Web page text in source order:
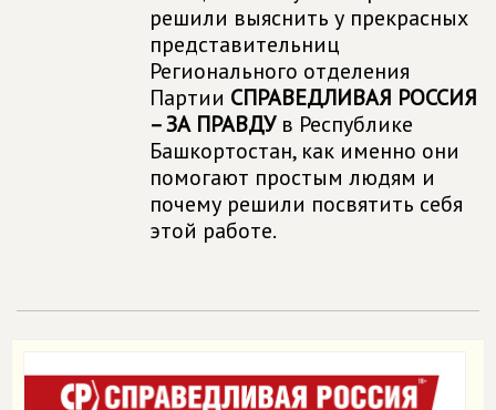
решили выяснить у прекрасных
представительниц
Регионального отделения
Партии СПРАВЕДЛИВАЯ РОССИЯ
– ЗА ПРАВДУв Республике
Башкортостан, как именно они
помогают простым людям и
почему решили посвятить себя
этой работе.